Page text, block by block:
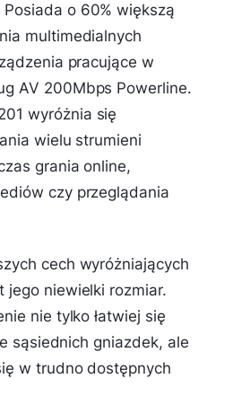
Posiada o 60% większą
multimedialnych
pracujące w
AV 200Mbps Powerline.
wyróżnia się
wielu strumieni
grania online,
czy przeglądania
cech wyróżniających
jego niewielki rozmiar.
nie tylko łatwiej się
sąsiednich gniazdek, ale
w trudno dostępnych